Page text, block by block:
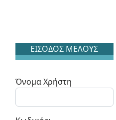
ΕΙΣΟΔΟΣ ΜΕΛΟΥΣ
Όνομα Χρήστη